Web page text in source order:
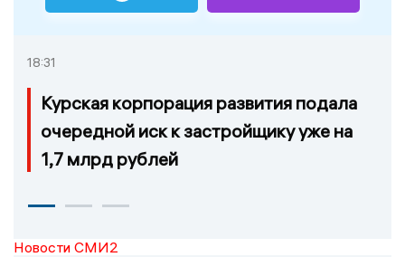
18:31
Курская корпорация развития подала
очередной иск к застройщику уже на
1,7 млрд рублей
Новости СМИ2